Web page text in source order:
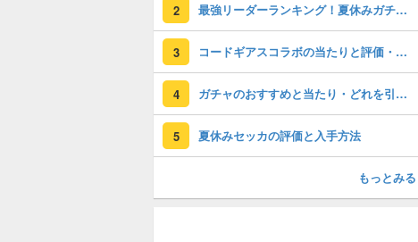
2 最強リーダーランキング！夏休みガチャの評価掲載
3 コードギアスコラボの当たりと評価・引くべき？
4 ガチャのおすすめと当たり・どれを引くべき？
5 夏休みセッカの評価と入手方法
もっとみる